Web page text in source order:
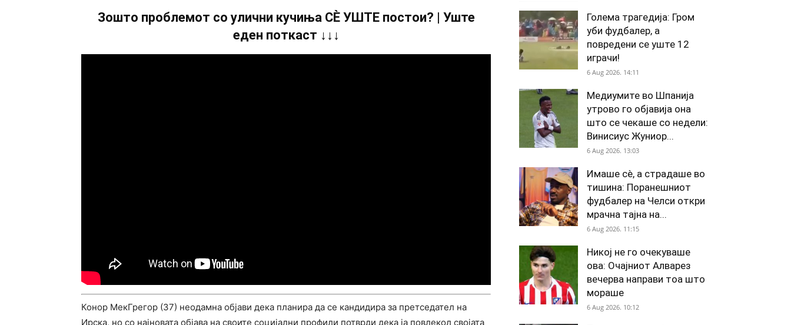
Зошто проблемот со улични кучиња СÈ УШТЕ постои? | Уште
еден поткаст ↓↓↓
Конор МекГрегор (37) неодамна објави дека планира да се кандидира за претседател на
Ирска, но со најновата објава на своите социјални профили потврди дека ја повлекол својата
Голема трагедија: Гром
уби фудбалер, а
повредени се уште 12
играчи!
6 Aug 2026. 14:11
Медиумите во Шпанија
утрово го објавија она
што се чекаше со недели:
Винисиус Жуниор...
6 Aug 2026. 13:03
Имаше сè, а страдаше во
тишина: Поранешниот
фудбалер на Челси откри
мрачна тајна на...
6 Aug 2026. 11:15
Никој не го очекуваше
ова: Очајниот Алварез
вечерва направи тоа што
мораше
6 Aug 2026. 10:12